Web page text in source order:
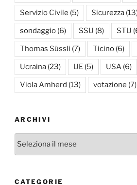
Servizio Civile (5) Sicurezza
sondaggio (6) SSU (8) STU
Thomas Süssli (7) Ticino (6)
Ucraina (23) UE (5) USA (6)
Viola Amherd (13) votazione (7)
ARCHIVI
Archivi
CATEGORIE